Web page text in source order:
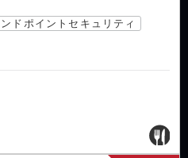
ドポイントセキュリティ